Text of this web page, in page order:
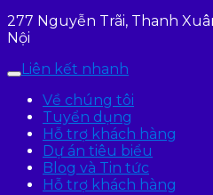
277 Nguyễn Trãi, Thanh
Nội
Liên kết nhanh
Về chúng tôi
Tuyển dụng
Hỗ trợ khách hàng
Dự án tiêu biểu
Blog và Tin tức
Hỗ trợ khách hàng